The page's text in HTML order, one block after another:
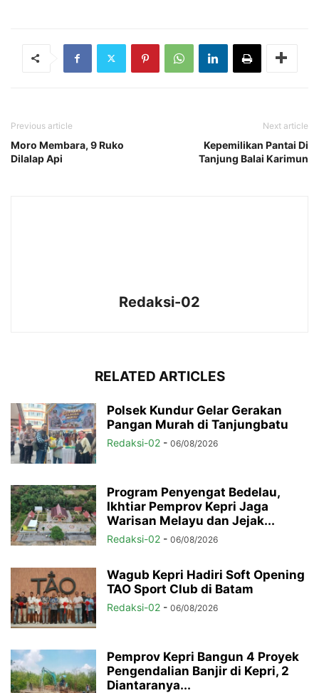
Previous article
Moro Membara, 9 Ruko
Dilalap Api
Next article
Kepemilikan Pantai Di
Tanjung Balai Karimun
Redaksi-02
RELATED ARTICLES
Polsek Kundur Gelar Gerakan
Pangan Murah di Tanjungbatu
Redaksi-02 - 06/08/2026
Program Penyengat Bedelau,
Ikhtiar Pemprov Kepri Jaga
Warisan Melayu dan Jejak...
Redaksi-02 - 06/08/2026
Wagub Kepri Hadiri Soft Opening
TAO Sport Club di Batam
Redaksi-02 - 06/08/2026
Pemprov Kepri Bangun 4 Proyek
Pengendalian Banjir di Kepri, 2
Diantaranya...